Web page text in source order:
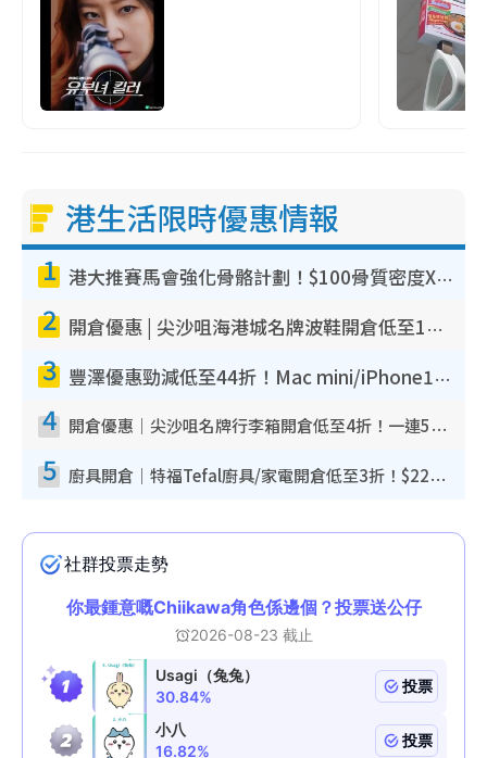
港生活限時優惠情報
1 港大推賽馬會強化骨骼計劃！$100骨質密度X光檢查 完成免費運動訓練送超市禮券！附參加資格
2 開倉優惠 | 尖沙咀海港城名牌波鞋開倉低至1折！On鞋$899起／Joy&Peace鞋履$98起
3 豐澤優惠勁減低至44折！Mac mini/iPhone17Pro大減價！廚房家電$220起
4 開倉優惠｜尖沙咀名牌行李箱開倉低至4折！一連5日 American Tourister/ace./Hallmark $200起！
5 廚具開倉｜特福Tefal廚具/家電開倉低至3折！$220起買平底鍋/炒鑊/湯煲！電飯煲/吸塵機/燙斗$418起